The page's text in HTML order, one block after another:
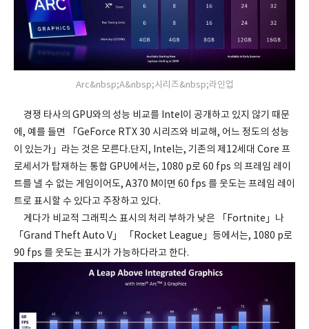
Arc&nbsp;A&nbsp;시리즈&nbsp;라인업
경쟁 타사의 GPU와의 성능 비교를 Intel이 공개하고 있지 않기 때문
에, 예를 들면 「GeForce RTX 30 시리즈와 비교해, 어느 정도의 성능
이 있는가」라는 것은 모른다.단지, Intel는, 기존의 제12세대 Core 프
로세서가 탑재하는 통합 GPU에서는, 1080 p로 60 fps 의 프레임 레이
트를 낼 수 없는 게임이어도, A370 M이면 60 fps 를 웃도는 프레임 레이
트로 표시할 수 있다고 주장하고 있다.
게다가 비교적 그래픽스 표시의 처리 부하가 낮은 「Fortnite」나
「Grand Theft Auto V」 「Rocket League」등에서는, 1080 p로
90 fps 를 웃도는 표시가 가능하다라고 한다.